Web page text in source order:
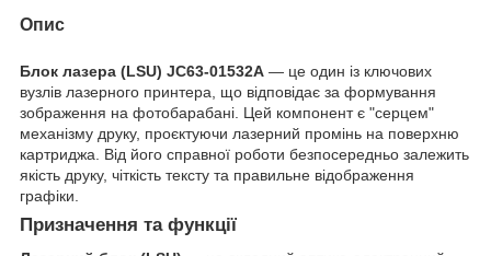
Опис
Блок лазера (LSU) JC63-01532A — це один із ключових
вузлів лазерного принтера, що відповідає за формування
зображення на фотобарабані. Цей компонент є "серцем"
механізму друку, проєктуючи лазерний промінь на поверхню
картриджа. Від його справної роботи безпосередньо залежить
якість друку, чіткість тексту та правильне відображення
графіки.
Призначення та функції